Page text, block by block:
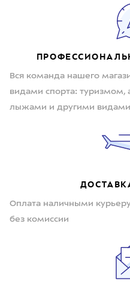
Вся команда нашего
видами спорта:
лыжами и другими видами
Оплата наличными
без комиссии